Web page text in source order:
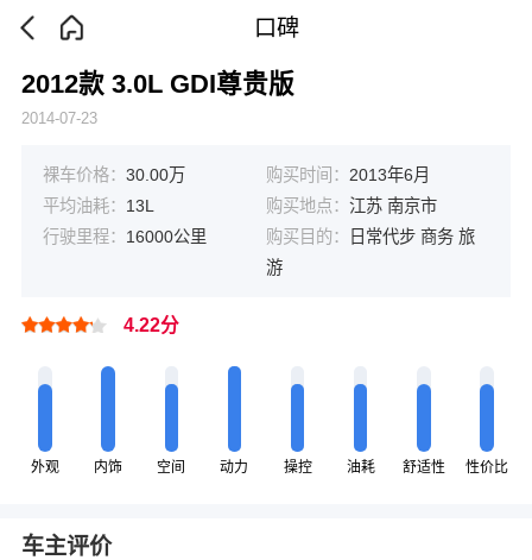
口碑
2012款 3.0L GDI尊贵版
2014-07-23
裸车价格： 30.00万 购买时间： 2013年6月
平均油耗： 13L 购买地点： 江苏 南京市
行驶里程： 16000公里 购买目的：
日常代步 商务 旅
游
4.22分
外观 内饰 空间 动力 操控 油耗 舒适性 性价比
车主评价